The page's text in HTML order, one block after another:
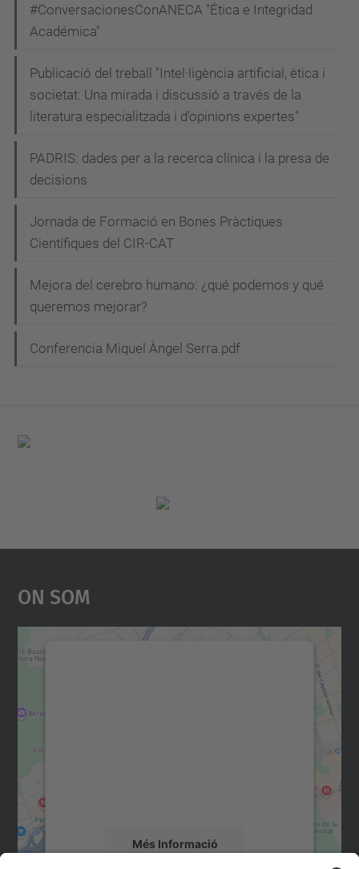
#ConversacionesConANECA "Ética e Integridad
Académica"
Publicació del treball "Intel·ligència artificial, ètica i
societat: Una mirada i discussió a través de la
literatura especialitzada i d'opinions expertes"
PADRIS: dades per a la recerca clínica i la presa de
decisions
Jornada de Formació en Bones Pràctiques
Científiques del CIR-CAT
Mejora del cerebro humano: ¿qué podemos y qué
queremos mejorar?
Conferencia Miquel Àngel Serra.pdf
On Som
Més Informació